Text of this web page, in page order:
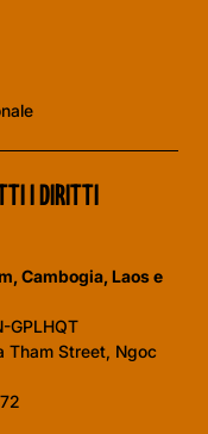
I DIRITTI
Cambogia, Laos e
GPLHQT
Tham Street, Ngoc